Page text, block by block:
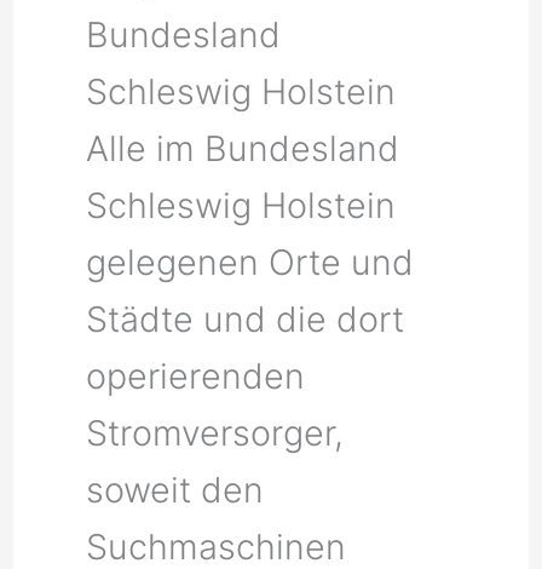
Bundesland
Schleswig Holstein
Alle im Bundesland
Schleswig Holstein
gelegenen Orte und
Städte und die dort
operierenden
Stromversorger,
soweit den
Suchmaschinen